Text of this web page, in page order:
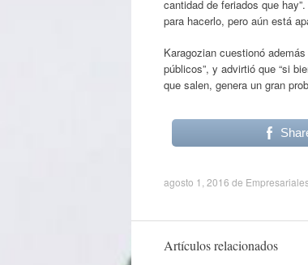
cantidad de feriados que
para hacerlo, pero aún está
Karagozian cuestionó
públicos”, y advirtió que “si
que salen, genera un gran
agosto 1, 2016 de
Artículos relacionados